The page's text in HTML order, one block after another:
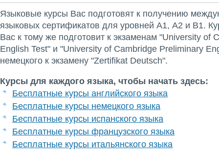
Языковые курсы Вас подготовят к получению
языковых сертификатов для уровней А1, А2 и В1.
Вас к тому же подготовит к экзаменам "University of
English Test" и "University of Cambridge Preliminary
немецкого к экзамену "Zertifikat Deutsch".
Курсы для каждого языка, чтобы начать здесь:
Бесплатные курсы английского языка
Бесплатные курсы немецкого языка
Бесплатные курсы испанского языка
Бесплатные курсы французского языка
Бесплатные курсы итальянского языка